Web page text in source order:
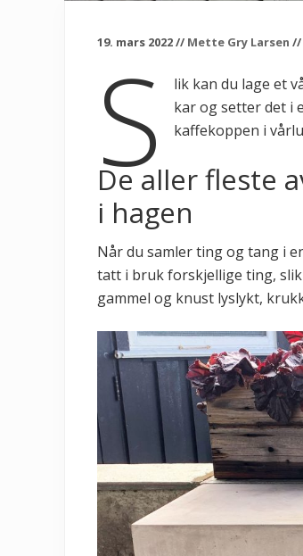
19. mars 2022// Mette Gry Larsen //
S
lik kan du lage et
kar og setter det i
kaffekoppen i
De aller fleste
i hagen
Når du samler ting og tang i
tatt i bruk forskjellige ting,
gammel og knust lyslykt,